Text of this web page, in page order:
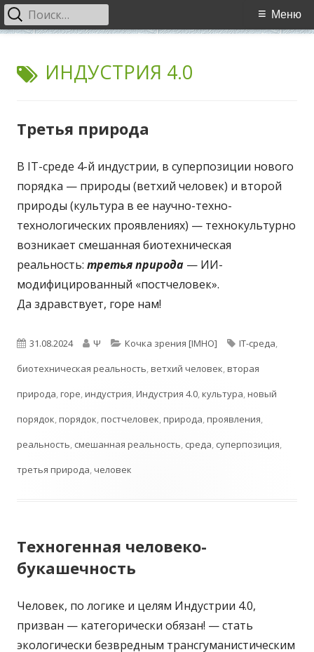
содержимому
Взаимодействие
Основное
Меню
Найти:
МЕТКА:
ИНДУСТРИЯ 4.0
Третья природа
В IT-среде 4-й индустрии, в суперпозиции нового
порядка — природы (ветхий человек) и второй
природы (культура в ее научно-техно-
технологических проявлениях) — технокультурно
возникает смешанная биотехническая
реальность: третья природа — ИИ-
модифицированный «постчеловек».
Да здравствует, горе нам!
Опубликовано
31.08.2024 Автор
Ψ Рубрики
Кочка зрения [IMHO] Метки
IT-среда,
биотехническая реальность,ветхий человек,вторая
природа,горе,индустрия,Индустрия 4.0,культура,новый
порядок,порядок,постчеловек,природа,проявления,
реальность, смешанная реальность, среда, суперпозиция,
третья природа,человек
Техногенная человеко-
букашечность
Человек, по логике и целям Индустрии 4.0,
призван — категорически обязан! — стать
экологически безвредным трансгуманистическим